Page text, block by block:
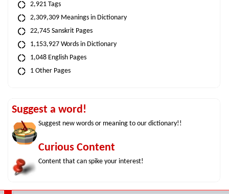
2,921 Tags
2,309,309 Meanings in Dictionary
22,745 Sanskrit Pages
1,153,927 Words in Dictionary
1,048 English Pages
1 Other Pages
Suggest a word!
Suggest new words or meaning to our dictionary!!
Curious Content
Content that can spike your interest!